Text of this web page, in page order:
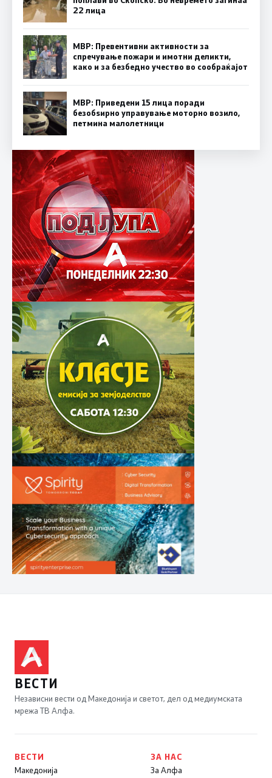
22 лица
МВР: Превентивни активности за
спречување пожари и имотни деликти,
како и за безбедно учество во сообраќајот
МВР: Приведени 15 лица поради
безобѕирно управување моторно возило,
петмина малолетници
ВЕСТИ
Независни вести од Македонија и светот, дел од медиумската
мрежа ТВ Алфа.
ВЕСТИ
Македонија
ЗА НАС
За Алфа